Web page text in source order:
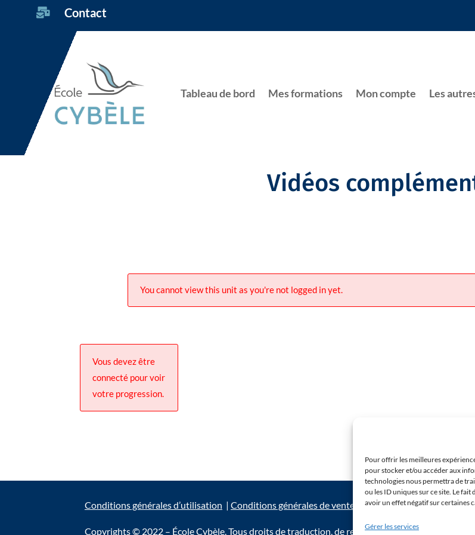
Pour offrir les meilleures
pour stocker et/ou accéder aux
technologies nous permettra de
ou les ID uniques sur ce site. Le
avoir un effet négatif sur certaines
Gérer les services
 Contact
Tableau de bord Mes formations Mon compte Les
Vidéos
You cannot view this unit as you're not logged in yet.
Vous devez être
connecté pour voir
votre progression.
Conditions générales d’utilisation | Conditions générales de vente Aides et support technique
Copyrights © 2022 – École Cybèle. Tous droits de traduction, de reproduction et d’adaptation